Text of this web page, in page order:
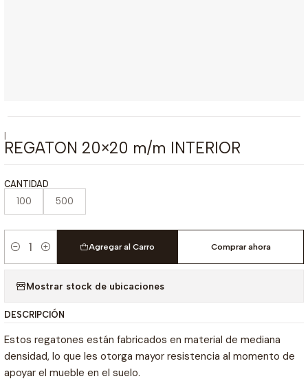
|
REGATON 20×20 m/m INTERIOR
CANTIDAD
100 500
Cantidad
Agregar al Carro Comprar ahora
Mostrar stock de ubicaciones
DESCRIPCIÓN
Estos regatones están fabricados en material de mediana
densidad, lo que les otorga mayor resistencia al momento de
apoyar el mueble en el suelo.